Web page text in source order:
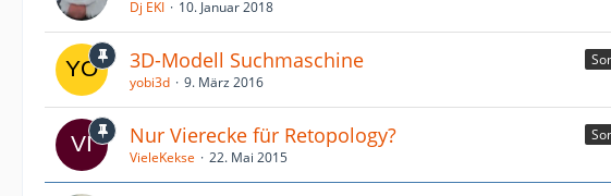
Dj EKI 10. Januar 2018
3D-Modell Suchmaschine
yobi3d 9. März 2016
Nur Vierecke für Retopology?
VieleKekse 22. Mai 2015